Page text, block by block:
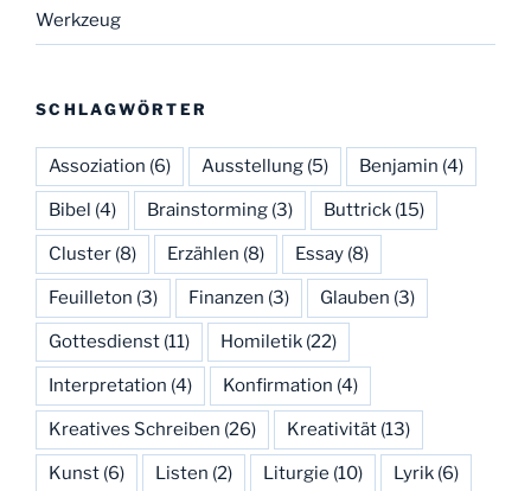
Werkzeug
SCHLAGWÖRTER
Assoziation (6) Ausstellung (5) Benjamin (4)
Bibel (4) Brainstorming (3) Buttrick (15)
Cluster (8) Erzählen (8) Essay (8)
Feuilleton (3) Finanzen (3) Glauben (3)
Gottesdienst (11) Homiletik (22)
Interpretation (4) Konfirmation (4)
Kreatives Schreiben (26) Kreativität (13)
Kunst (6) Listen (2) Liturgie (10) Lyrik (6)